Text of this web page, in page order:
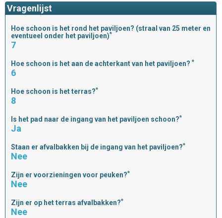
Vragenlijst
Hoe schoon is het rond het paviljoen? (straal van 25 meter en
eventueel onder het paviljoen)*
7
Hoe schoon is het aan de achterkant van het paviljoen? *
6
Hoe schoon is het terras?*
8
Is het pad naar de ingang van het paviljoen schoon?*
Ja
Staan er afvalbakken bij de ingang van het paviljoen?*
Nee
Zijn er voorzieningen voor peuken?*
Nee
Zijn er op het terras afvalbakken?*
Nee